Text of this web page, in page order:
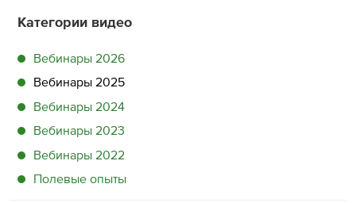
Категории видео
Вебинары 2026
Вебинары 2025
Вебинары 2024
Вебинары 2023
Вебинары 2022
Полевые опыты